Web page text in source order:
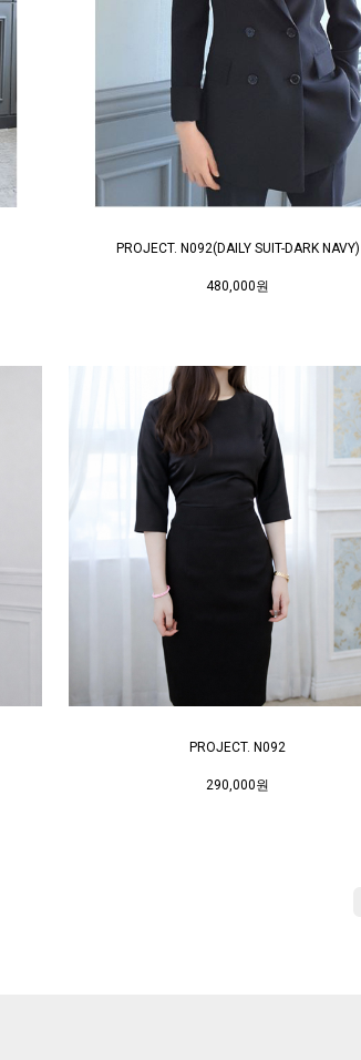
PROJECT. N092(DAILY SUIT-DARK NAVY)
480,000원
PROJECT. N092
290,000원